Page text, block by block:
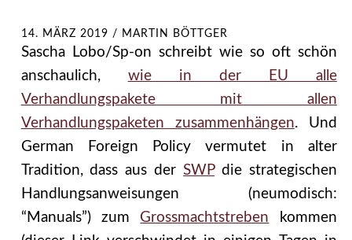
14. MÄRZ 2019 / MARTIN BÖTTGER
Sascha Lobo/Sp-on schreibt wie so oft schön
anschaulich, wie in der EU alle
Verhandlungspakete mit allen
Verhandlungspaketen zusammenhängen. Und
German Foreign Policy vermutet in alter
Tradition, dass aus derSWPdie strategischen
Handlungsanweisungen (neumodisch:
“Manuals”) zum Grossmachtstreben kommen